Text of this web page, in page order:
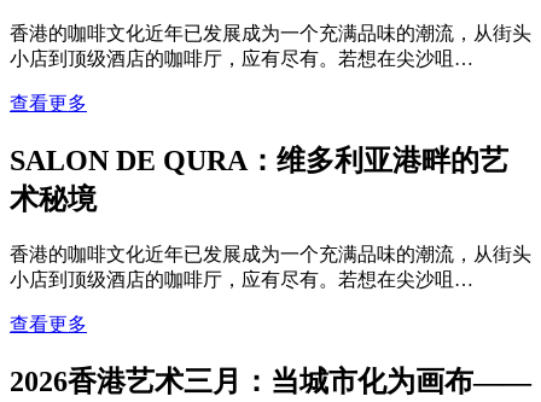
香港的咖啡文化近年已发展成为一个充满品味的潮流，从街头
小店到顶级酒店的咖啡厅，应有尽有。若想在尖沙咀…
查看更多
SALON DE QURA：维多利亚港畔的艺
术秘境
香港的咖啡文化近年已发展成为一个充满品味的潮流，从街头
小店到顶级酒店的咖啡厅，应有尽有。若想在尖沙咀…
查看更多
2026香港艺术三月：当城市化为画布——